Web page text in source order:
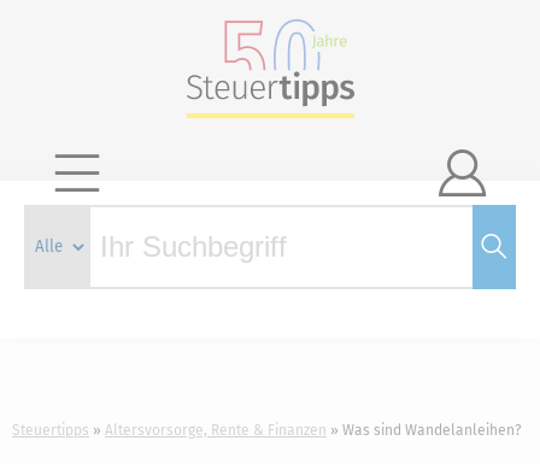

Steuertipps Altersvorsorge, Rente & Finanzen Was sind Wandelanleihen?